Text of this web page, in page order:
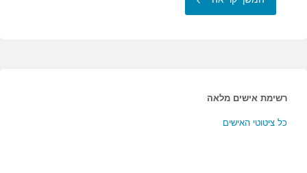
רשימת אישים מלאה
כל ציטוטי האישים